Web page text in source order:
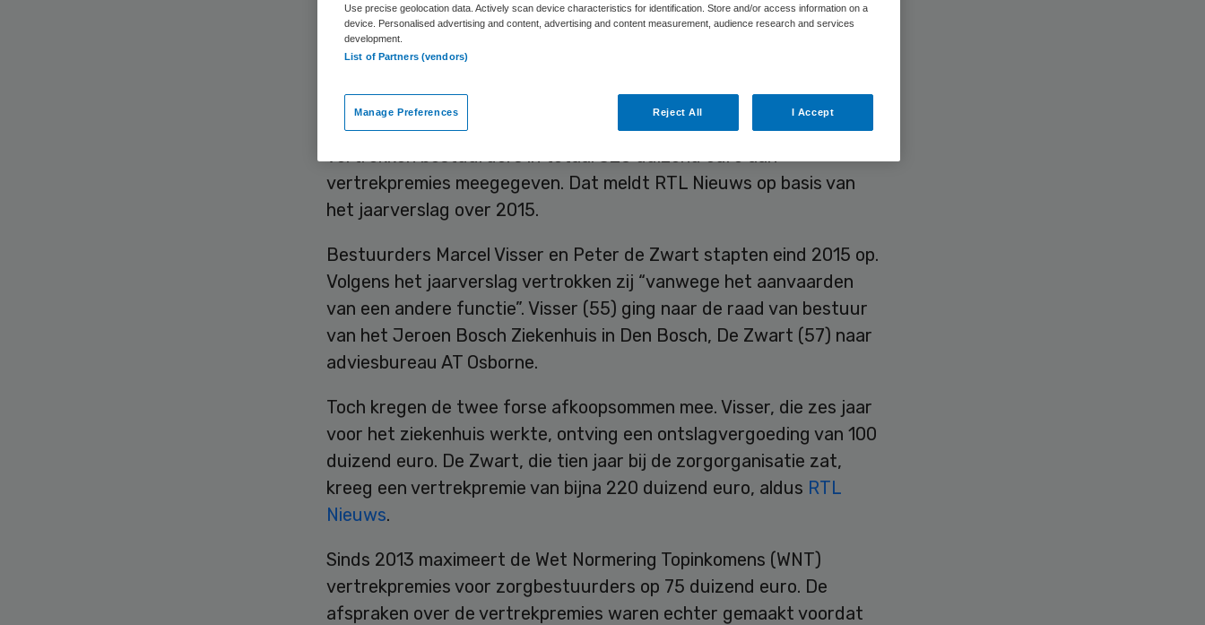
Skipr Redactie
Het Elisabeth Tweesteden Ziekenhuis in Tilburg heeft twee
vertrokken bestuurders in totaal 320 duizend euro aan
vertrekpremies meegegeven. Dat meldt RTL Nieuws op basis van
het jaarverslag over 2015.
Bestuurders Marcel Visser en Peter de Zwart stapten eind 2015 op.
Volgens het jaarverslag vertrokken zij “vanwege het aanvaarden
van een andere functie”. Visser (55) ging naar de raad van bestuur
van het Jeroen Bosch Ziekenhuis in Den Bosch, De Zwart (57) naar
adviesbureau AT Osborne.
Toch kregen de twee forse afkoopsommen mee. Visser, die zes jaar
voor het ziekenhuis werkte, ontving een ontslagvergoeding van 100
duizend euro. De Zwart, die tien jaar bij de zorgorganisatie zat,
kreeg een vertrekpremie van bijna 220 duizend euro, aldus RTL
Nieuws.
Sinds 2013 maximeert de Wet Normering Topinkomens (WNT)
vertrekpremies voor zorgbestuurders op 75 duizend euro. De
afspraken over de vertrekpremies waren echter gemaakt voordat
Use precise geolocation data. Actively scan device characteristics for identification. Store and/or access information on a
device. Personalised advertising and content, advertising and content measurement, audience research and services
development.
List of Partners (vendors)
Manage Preferences Reject All I Accept